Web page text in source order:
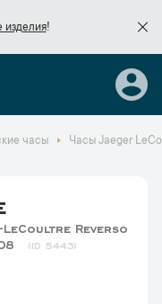
изделия!
часы Часы Jaeger
Reverso
5443